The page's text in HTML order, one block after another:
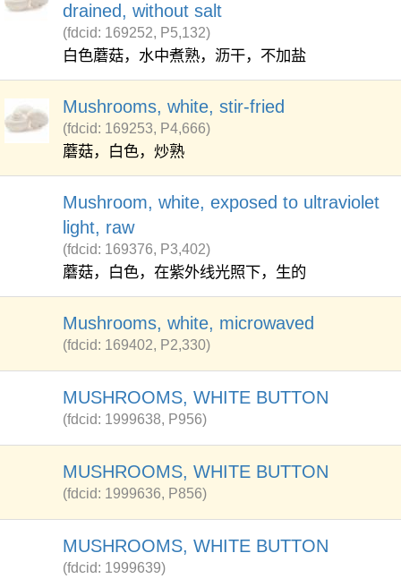
drained, without salt
(fdcid: 169252, P5,132)
白色蘑菇，水中煮熟，沥干，不加盐
Mushrooms, white, stir-fried
(fdcid: 169253, P4,666)
蘑菇，白色，炒熟
Mushroom, white, exposed to ultraviolet
light, raw
(fdcid: 169376, P3,402)
蘑菇，白色，在紫外线光照下，生的
Mushrooms, white, microwaved
(fdcid: 169402, P2,330)
MUSHROOMS, WHITE BUTTON
(fdcid: 1999638, P956)
MUSHROOMS, WHITE BUTTON
(fdcid: 1999636, P856)
MUSHROOMS, WHITE BUTTON
(fdcid: 1999639)